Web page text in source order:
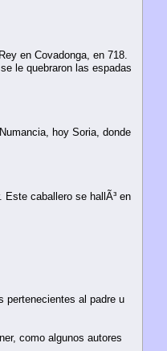
en Covadonga, en 718.
le quebraron las espadas
hoy Soria, donde
Este caballero se hallÃ³ en
pertenecientes al padre u
como algunos autores